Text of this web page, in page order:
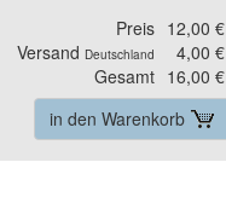
Preis 12,00 €
Versand Deutschland
4,00 €
Gesamt 16,00 €
in den Warenkorb